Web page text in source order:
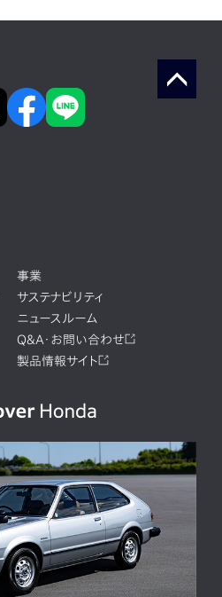
事業
サステナビリティ
ニュースルーム
Q&A・お問い合わせ
製品情報サイト